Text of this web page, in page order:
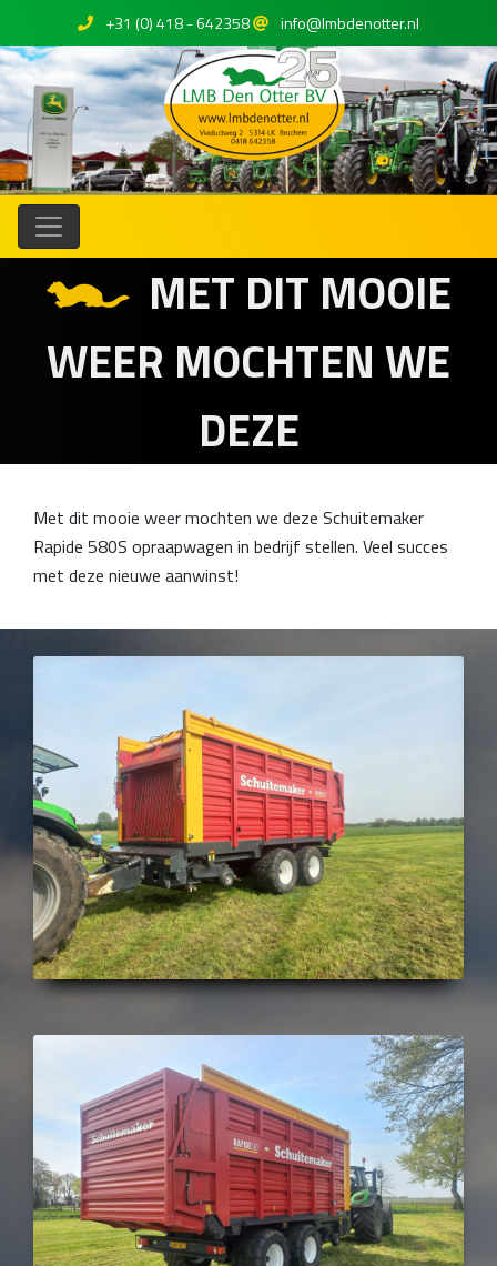
+31 (0) 418 - 642358 info@lmbdenotter.nl
MET DIT MOOIE
WEER MOCHTEN WE
DEZE
Met dit mooie weer mochten we deze Schuitemaker
Rapide 580S opraapwagen in bedrijf stellen. Veel succes
met deze nieuwe aanwinst!